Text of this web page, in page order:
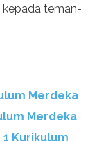
kepada teman-
Merdeka
Merdeka
1 Kurikulum